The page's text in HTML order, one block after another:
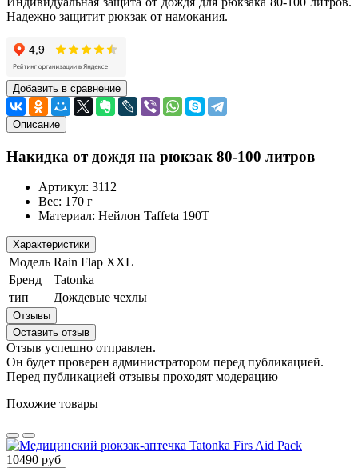
Надежно защитит рюкзак от намокания.
Добавить в сравнение
Описание
Накидка от дождя на рюкзак 80-100 литров
Артикул: 3112
Вес: 170 г
Материал: Нейлон Taffeta 190T
Характеристики
Модель Rain Flap XXL
Бренд
Tatonka
тип
Дождевые чехлы
Отзывы
Оставить отзыв
Отзыв успешно отправлен.
Он будет проверен администратором перед публикацией.
Перед публикацией отзывы проходят модерацию
Похожие товары
10490 руб